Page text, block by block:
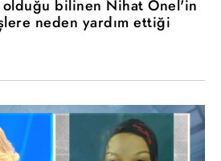
bilinen Nihat Önel'in
neden yardım ettiği